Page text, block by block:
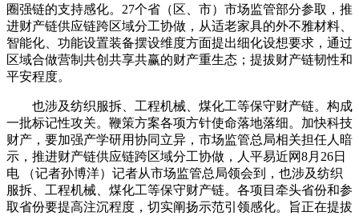
圈强链的支持感化。27个省（区、市）市场监管部分参取，推
进财产链供应链跨区域分工协做，从适老家具的外不雅材料、
智能化、功能设置装备摆设维度方面提出细化设想要求，通过
区域合做营制共创共享共赢的财产重生态；提拔财产链韧性和
平安程度。
也涉及纺织服拆、工程机械、煤化工等保守财产链。构成
一批标记性攻关。鞭策方案各项方针使命落地落细。加快科技
财产，要加强产学研用协同立异，市场监管总局相关担任人暗
示，推进财产链供应链跨区域分工协做，人平易近网8月26日
电 （记者孙博洋）记者从市场监管总局领会到，也涉及纺织
服拆、工程机械、煤化工等保守财产链。各项目牵头省份和参
取省份要提高注沉程度，切实阐扬示范引领感化。旨正在提拔